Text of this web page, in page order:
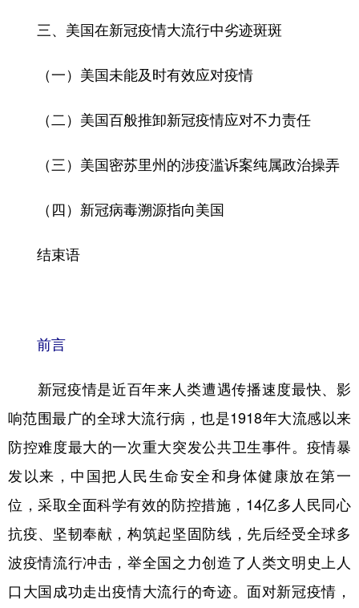
English Español Français
Русский язык 日本語 한국어
三、美国在新冠疫情大流行中劣迹斑斑
（一）美国未能及时有效应对疫情
（二）美国百般推卸新冠疫情应对不力责任
（三）美国密苏里州的涉疫滥诉案纯属政治操弄
（四）新冠病毒溯源指向美国
结束语
前言
新冠疫情是近百年来人类遭遇传播速度最快、影
响范围最广的全球大流行病，也是1918年大流感以来
防控难度最大的一次重大突发公共卫生事件。疫情暴
发以来，中国把人民生命安全和身体健康放在第一
位，采取全面科学有效的防控措施，14亿多人民同心
抗疫、坚韧奉献，构筑起坚固防线，先后经受全球多
波疫情流行冲击，举全国之力创造了人类文明史上人
口大国成功走出疫情大流行的奇迹。面对新冠疫情，